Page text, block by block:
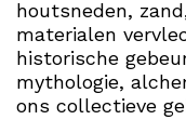
houtsneden,
materialen
historische
mythologie,
ons collectieve